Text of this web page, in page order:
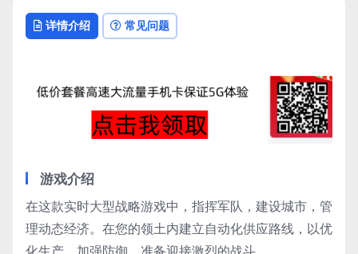
详情介绍 常见问题
游戏介绍
在这款实时大型战略游戏中，指挥军队，建设城市，管
理动态经济。在您的领土内建立自动化供应路线，以优